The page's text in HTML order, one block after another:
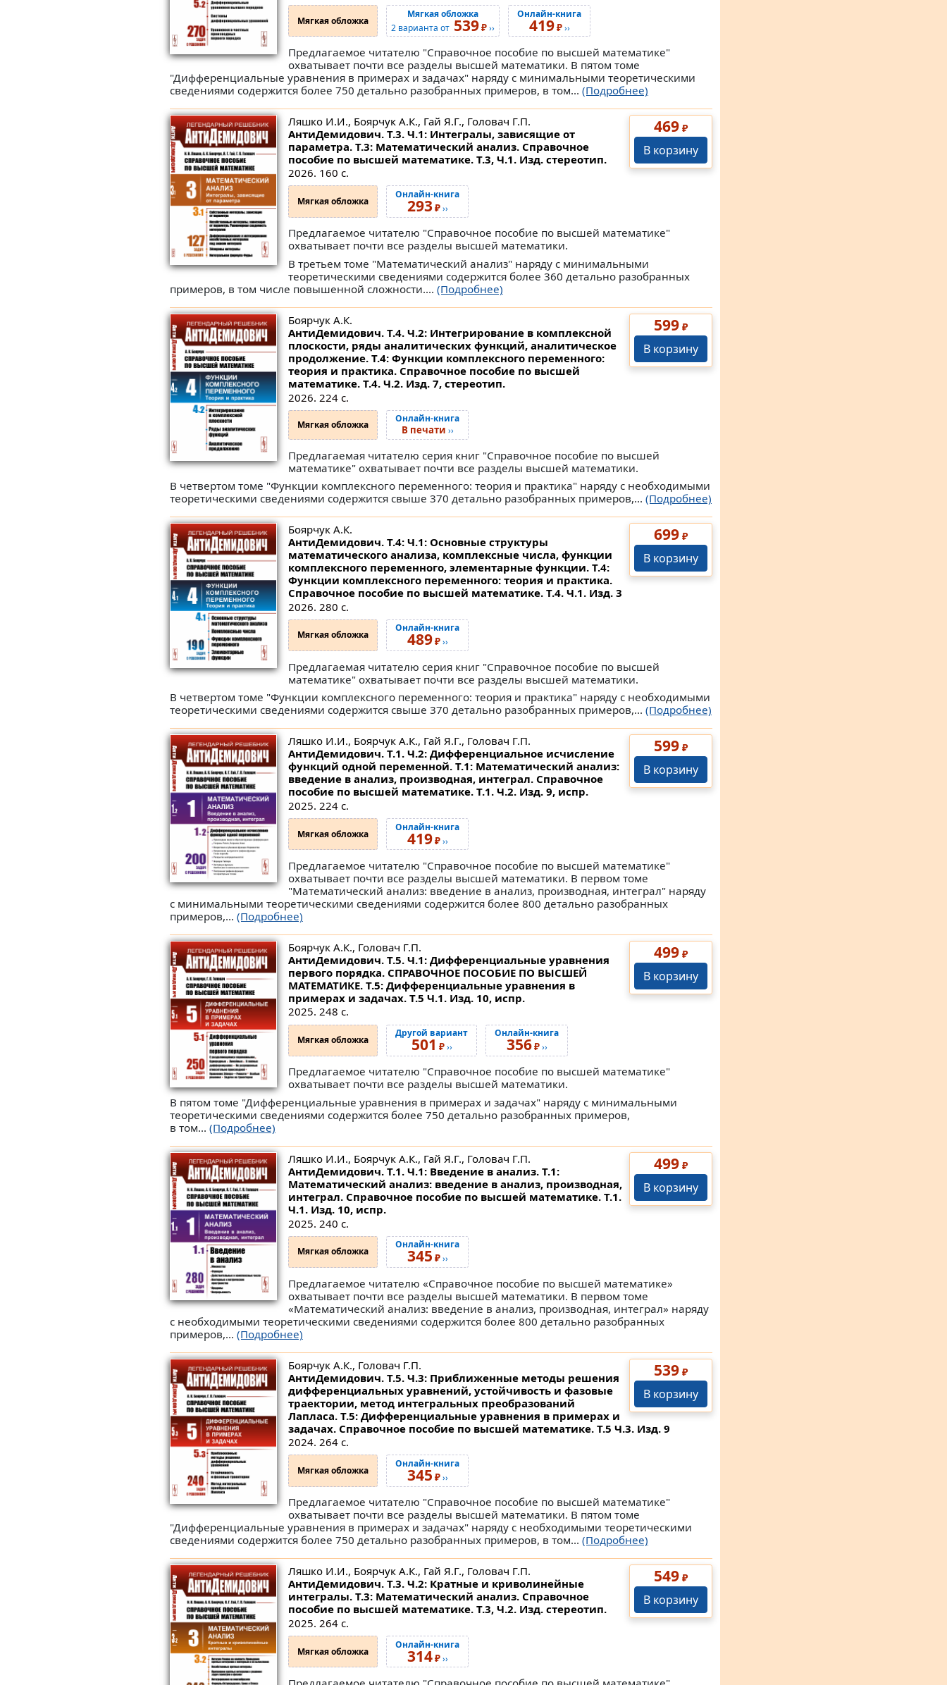
Мягкая обложка
Мягкая обложка
2 варианта от 539₽››
Онлайн-книга
419₽››
Предлагаемое читателю "Справочное пособие по высшей математике"
охватывает почти все разделы высшей математики. В пятом томе
"Дифференциальные уравнения в примерах и задачах" наряду с минимальными теоретическими
сведениями содержится более 750 детально разобранных примеров, в том... (Подробнее)
469 ₽
В корзину
Ляшко И.И., Боярчук А.К., Гай Я.Г., Головач Г.П.
АнтиДемидович. Т.3. Ч.1: Интегралы, зависящие от
параметра. Т.3: Математический анализ. Справочное
пособие по высшей математике. Т.3, Ч.1. Изд. стереотип.
2026. 160 с.
Мягкая обложка
Онлайн-книга
293₽››
Предлагаемое читателю "Справочное пособие по высшей математике"
охватывает почти все разделы высшей математики.
В третьем томе "Математический анализ" наряду с минимальными
теоретическими сведениями содержится более 360 детально разобранных
примеров, в том числе повышенной сложности.... (Подробнее)
599 ₽
В корзину
Боярчук А.К.
АнтиДемидович. Т.4. Ч.2: Интегрирование в комплексной
плоскости, ряды аналитических функций, аналитическое
продолжение. Т.4: Функции комплексного переменного:
теория и практика. Справочное пособие по высшей
математике. Т.4. Ч.2. Изд. 7, стереотип.
2026. 224 с.
Мягкая обложка Онлайн-книга
В печати ››
Предлагаемая читателю серия книг "Справочное пособие по высшей
математике" охватывает почти все разделы высшей математики.
В четвертом томе "Функции комплексного переменного: теория и практика" наряду с необходимыми
теоретическими сведениями содержится свыше 370 детально разобранных примеров,... (Подробнее)
699 ₽
В корзину
Боярчук А.К.
АнтиДемидович. Т.4: Ч.1: Основные структуры
математического анализа, комплексные числа, функции
комплексного переменного, элементарные функции. Т.4:
Функции комплексного переменного: теория и практика.
Справочное пособие по высшей математике. Т.4. Ч.1. Изд. 3
2026. 280 с.
Мягкая обложка
Онлайн-книга
489₽››
Предлагаемая читателю серия книг "Справочное пособие по высшей
математике" охватывает почти все разделы высшей математики.
В четвертом томе "Функции комплексного переменного: теория и практика" наряду с необходимыми
теоретическими сведениями содержится свыше 370 детально разобранных примеров,... (Подробнее)
599 ₽
В корзину
Ляшко И.И., Боярчук А.К., Гай Я.Г., Головач Г.П.
АнтиДемидович. Т.1. Ч.2: Дифференциальное исчисление
функций одной переменной. Т.1: Математический анализ:
введение в анализ, производная, интеграл. Справочное
пособие по высшей математике. Т.1. Ч.2. Изд. 9, испр.
2025. 224 с.
Мягкая обложка
Онлайн-книга
419₽››
Предлагаемое читателю "Справочное пособие по высшей математике"
охватывает почти все разделы высшей математики. В первом томе
"Математический анализ: введение в анализ, производная, интеграл" наряду
с минимальными теоретическими сведениями содержится более 800 детально разобранных
примеров,... (Подробнее)
499 ₽
В корзину
Боярчук А.К., Головач Г.П.
АнтиДемидович. Т.5. Ч.1: Дифференциальные уравнения
первого порядка. СПРАВОЧНОЕ ПОСОБИЕ ПО ВЫСШЕЙ
МАТЕМАТИКЕ. Т.5: Дифференциальные уравнения в
примерах и задачах. Т.5 Ч.1. Изд. 10, испр.
2025. 248 с.
Мягкая обложка
Другой вариант
501 ₽››
Онлайн-книга
356₽››
Предлагаемое читателю "Справочное пособие по высшей математике"
охватывает почти все разделы высшей математики.
В пятом томе "Дифференциальные уравнения в примерах и задачах" наряду с минимальными
теоретическими сведениями содержится более 750 детально разобранных примеров,
в том... (Подробнее)
499 ₽
В корзину
Ляшко И.И., Боярчук А.К., Гай Я.Г., Головач Г.П.
АнтиДемидович. Т.1. Ч.1: Введение в анализ. Т.1:
Математический анализ: введение в анализ, производная,
интеграл. Справочное пособие по высшей математике. Т.1.
Ч.1. Изд. 10, испр.
2025. 240 с.
Мягкая обложка
Онлайн-книга
345 ₽››
Предлагаемое читателю «Справочное пособие по высшей математике»
охватывает почти все разделы высшей математики. В первом томе
«Математический анализ: введение в анализ, производная, интеграл» наряду
с необходимыми теоретическими сведениями содержится более 800 детально разобранных
примеров,... (Подробнее)
539 ₽
В корзину
Боярчук А.К., Головач Г.П.
АнтиДемидович. Т.5. Ч.3: Приближенные методы решения
дифференциальных уравнений, устойчивость и фазовые
траектории, метод интегральных преобразований
Лапласа. Т.5: Дифференциальные уравнения в примерах и
задачах. Справочное пособие по высшей математике. Т.5 Ч.3. Изд. 9
2024. 264 с.
Мягкая обложка
Онлайн-книга
345 ₽››
Предлагаемое читателю "Справочное пособие по высшей математике"
охватывает почти все разделы высшей математики. В пятом томе
"Дифференциальные уравнения в примерах и задачах" наряду с необходимыми теоретическими
сведениями содержится более 750 детально разобранных примеров, в том... (Подробнее)
549 ₽
В корзину
Ляшко И.И., Боярчук А.К., Гай Я.Г., Головач Г.П.
АнтиДемидович. Т.3. Ч.2: Кратные и криволинейные
интегралы. Т.3: Математический анализ. Справочное
пособие по высшей математике. Т.3, Ч.2. Изд. стереотип.
2025. 264 с.
Мягкая обложка
Онлайн-книга
314₽››